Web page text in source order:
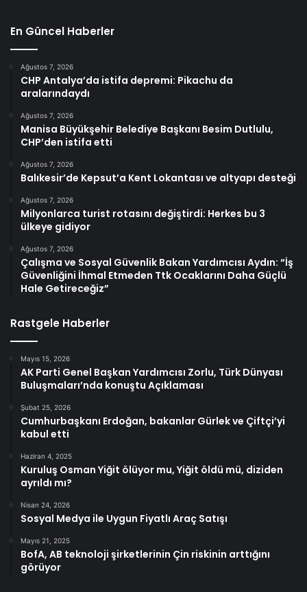
En Güncel Haberler
Ağustos 7, 2026
CHP Antalya’da istifa depremi: Pikachu da
aralarındaydı
Ağustos 7, 2026
Manisa Büyükşehir Belediye Başkanı Besim Dutlulu,
CHP’den istifa etti
Ağustos 7, 2026
Balıkesir’de Kepsut’a Kent Lokantası ve altyapı desteği
Ağustos 7, 2026
Milyonlarca turist rotasını değiştirdi: Herkes bu 3
ülkeye gidiyor
Ağustos 7, 2026
Çalışma ve Sosyal Güvenlik Bakan Yardımcısı Aydın: “İş
Güvenliğini İhmal Etmeden Ttk Ocaklarını Daha Güçlü
Hale Getireceğiz”
Rastgele Haberler
Mayıs 15, 2026
AK Parti Genel Başkan Yardımcısı Zorlu, Türk Dünyası
Buluşmaları’nda konuştu Açıklaması
Şubat 25, 2026
Cumhurbaşkanı Erdoğan, bakanlar Gürlek ve Çiftçi’yi
kabul etti
Haziran 4, 2025
Kuruluş Osman Yiğit ölüyor mu, Yiğit öldü mü, diziden
ayrıldı mı?
Nisan 24, 2026
Sosyal Medya ile Uygun Fiyatlı Araç Satışı
Mayıs 21, 2025
BofA, AB teknoloji şirketlerinin Çin riskinin arttığını
görüyor